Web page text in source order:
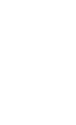
են հասել